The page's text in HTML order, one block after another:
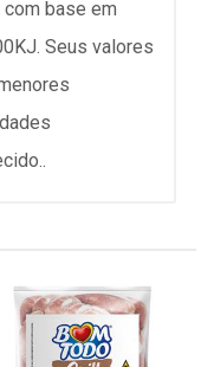
base em
Seus valores